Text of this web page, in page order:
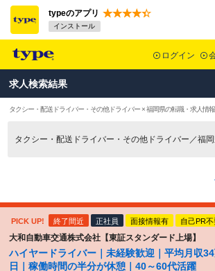
typeのアプリ
インストール
ログイン
求人検索結果
タクシー・配送ドライバー・その他ドライバー × 福岡県の転職・求人情報
タクシー・配送ドライバー・その他ドライバー／福
PICK UP! 終了間近 正社員 面接情報有 自己PR不
大和自動車交通株式会社【東証スタンダード上場】
ハイヤードライバー｜未経験歓迎｜平均月収
日｜稼働時間の半分が休憩｜40～60代活躍